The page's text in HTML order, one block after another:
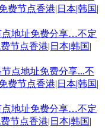
点地址免费分享…不定
节点香港|日本|韩国|
点地址免费分享…不定
节点香港|日本|韩国|